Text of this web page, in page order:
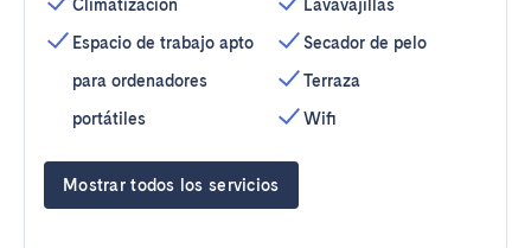
Climatización
Espacio de trabajo apto
para ordenadores
portátiles
Lavavajillas
Secador de pelo
Terraza
Wifi
Mostrar todos los servicios